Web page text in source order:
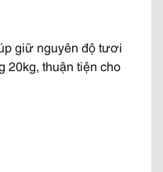
giữ nguyên độ tươi
20kg, thuận tiện cho